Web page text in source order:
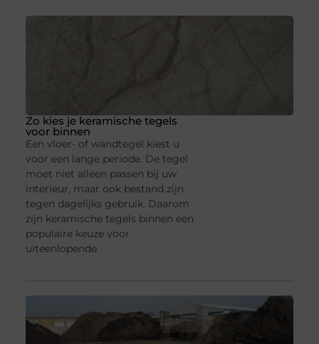
Zo kies je keramische tegels
voor binnen
Een vloer- of wandtegel kiest u
voor een lange periode. De tegel
moet niet alleen passen bij uw
interieur, maar ook bestand zijn
tegen dagelijks gebruik. Daarom
zijn keramische tegels binnen een
populaire keuze voor
uiteenlopende